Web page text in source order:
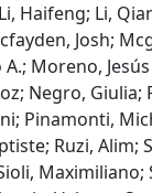
Haifeng; Li,
Josh;
Moreno,
Negro, Giulia;
Pinamonti,
Ruzi, Alim;
Maximiliano;